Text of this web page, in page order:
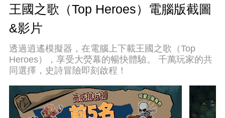
電量、流量消耗和煩人的來電。全新的逍遙模擬器9
是你在電腦上遊玩王國之歌（Top Heroes）的最佳
選擇！我们用心準備，完美的按鍵映射系統讓王國
的技術編程，逍遙多開器讓所有遊戲開好開滿；獨
一無二的虛擬化引擎釋放你電腦的全部潛力，一切
都入絲般順滑。我們不僅在意你怎樣遊玩，更在意
王國之歌（Top Heroes）電腦版截圖
&影片
透過逍遙模擬器，在電腦上下載王國之歌（Top
Heroes），享受大熒幕的暢快體驗。 千萬玩家的共
同選擇，史詩冒險即刻啟程！